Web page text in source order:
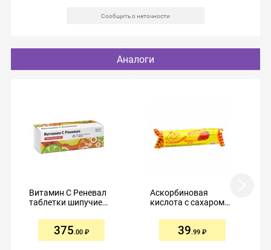
Сообщить о неточности
Аналоги
Витамин C Реневал
таблетки шипучие
375.00
Аскорбиновая
кислота с сахаром
25мг №10
39.99